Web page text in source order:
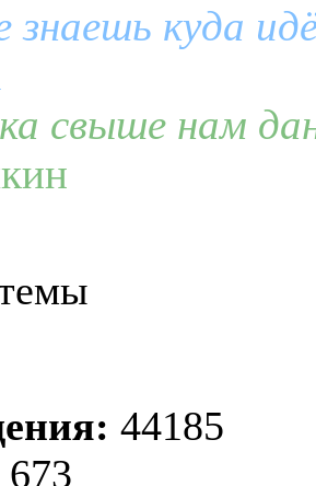
знаешь куда
свыше нам
44185
673